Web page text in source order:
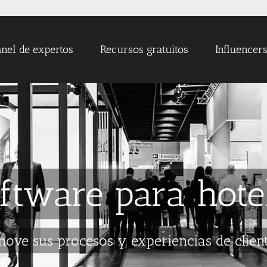
de expertos Recursos gratuitos Influencers
para
sus procesos y experiencias de